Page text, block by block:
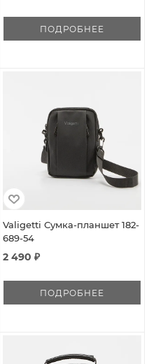
ПОДРОБНЕЕ
Valigetti Сумка-планшет 182-
689-54
2 490 ₽
ПОДРОБНЕЕ